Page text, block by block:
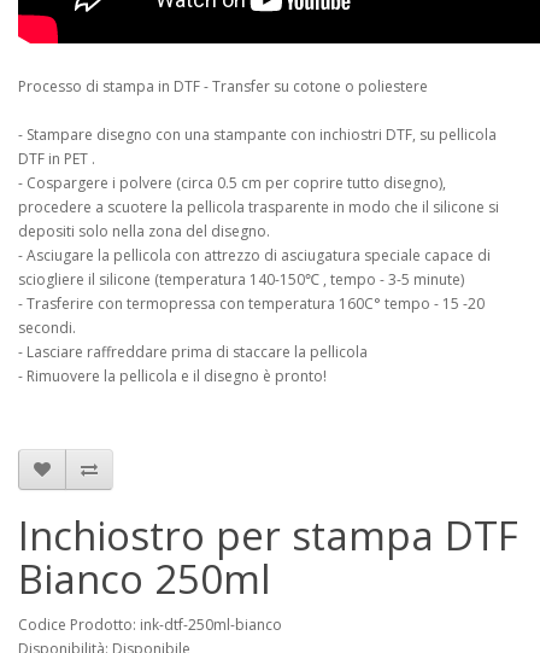
Processo di stampa in DTF - Transfer su cotone o poliestere
- Stampare disegno con una stampante con inchiostri DTF, su pellicola
DTF in PET .
- Cospargere i polvere (circa 0.5 cm per coprire tutto disegno),
procedere a scuotere la pellicola trasparente in modo che il silicone si
depositi solo nella zona del disegno.
- Asciugare la pellicola con attrezzo di asciugatura speciale capace di
sciogliere il silicone (temperatura 140-150℃ , tempo - 3-5 minute)
- Trasferire con termopressa con temperatura 160C° tempo - 15 -20
secondi.
- Lasciare raffreddare prima di staccare la pellicola
- Rimuovere la pellicola e il disegno è pronto!
Inchiostro per stampa DTF
Bianco 250ml
Codice Prodotto: ink-dtf-250ml-bianco
Disponibilità: Disponibile